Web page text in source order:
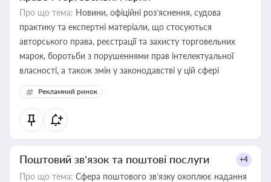
Про що тема: Новини, офіційні роз’яснення, судова
практику та експертні матеріали, що стосуються
авторського права, реєстрації та захисту торговельних
марок, боротьби з порушеннями прав інтелектуальної
власності, а також змін у законодавстві у цій сфері
Рекламний ринок
Поштовий зв’язок та поштові послуги +4
Про що тема: Сфера поштового зв’язку охоплює надання